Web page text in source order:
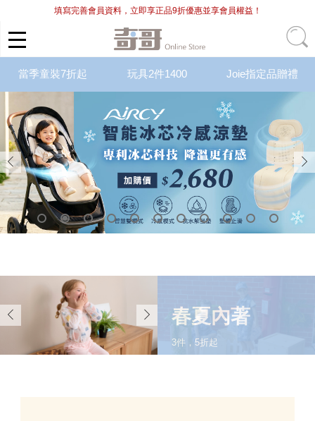
填寫完善會員資料，立即享正品9折優惠並享會員權益！
當季童裝7折起 玩具2件1400 Joie指定品贈禮
春夏內著
3件，5折起